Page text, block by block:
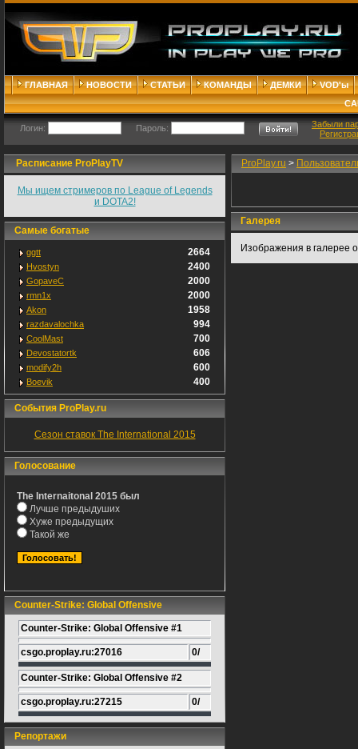
ГЛАВНАЯ НОВОСТИ СТАТЬИ КОМАНДЫ ДЕМКИ
VOD'ы
Логин: Пароль:
Забыли
Расписание ProPlayTV
Мы ищем стримеров по League of Legends
и DOTA2!
Самые богатые
ggtt 2664
Hvostyn 2400
GopaveC 2000
rmn1x 2000
Akon 1958
razdavalochka 994
CoolMast 700
Devostatortk 606
modify2h 600
Boevik 400
События ProPlay.ru
Сезон ставок The International 2015
Голосование
The Internaitonal 2015 был
Лучше предыдуших
Хуже предыдущих
Такой же
Counter-Strike: Global Offensive
Counter-Strike: Global Offensive #1
csgo.proplay.ru:27016 0/
Counter-Strike: Global Offensive #2
csgo.proplay.ru:27215 0/
Репортажи
ProPlay.ru >
Галерея
Изображения в галерее